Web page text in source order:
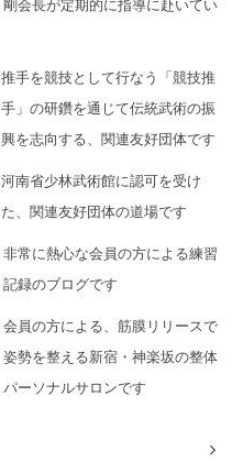
剛会長が定期的に指導に赴いてい
推手を競技として行なう「競技推
手」の研鑽を通じて伝統武術の振
興を志向する、関連友好団体です
河南省少林武術館に認可を受け
た、関連友好団体の道場です
非常に熱心な会員の方による練習
記録のブログです
会員の方による、筋膜リリースで
姿勢を整える新宿・神楽坂の整体
パーソナルサロンです